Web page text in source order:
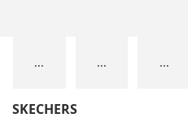
... ... ...
SKECHERS